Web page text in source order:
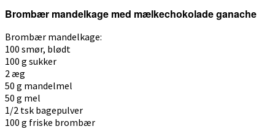
Brombær mandelkage med mælkechokolade ganache
Brombær mandelkage:
100 smør, blødt
100 g sukker
2 æg
50 g mandelmel
50 g mel
1/2 tsk bagepulver
100 g friske brombær